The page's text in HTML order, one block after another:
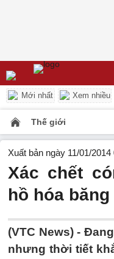
Mới nhất Xem nhiều
Thế giới
Xuất bản ngày 11/01/2014
Xác chết
hồ hóa
(VTC News) -
nhưng thời tiết